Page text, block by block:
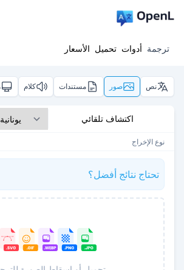
ترجمة أدوات تحميل الأسعار
نص صور مستندات كلام
اكتشاف تلقائي
نوع الإخراج
تحتاج نتائج أفضل؟